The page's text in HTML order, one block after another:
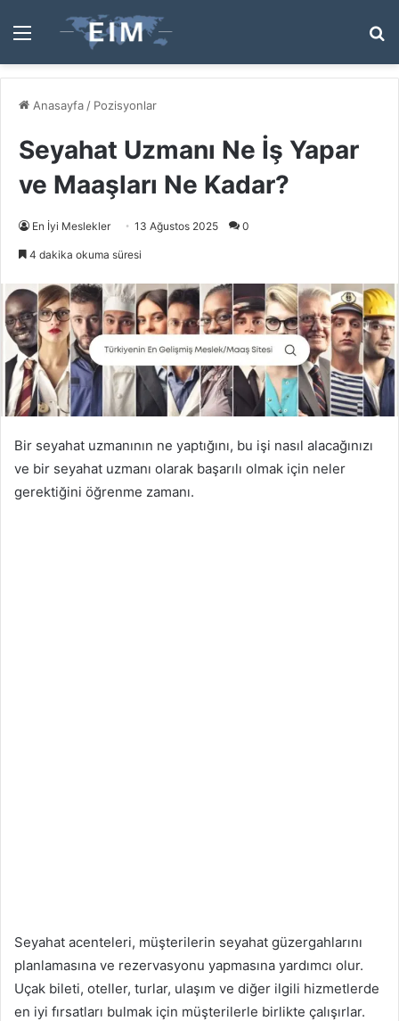
Menü
...
Anasayfa / Pozisyonlar
Seyahat Uzmanı Ne İş Yapar
ve Maaşları Ne Kadar?
En İyi Meslekler 13 Ağustos 2025 0
4 dakika okuma süresi
Bir seyahat uzmanının ne yaptığını, bu işi nasıl alacağınızı
ve bir seyahat uzmanı olarak başarılı olmak için neler
gerektiğini öğrenme zamanı.
Seyahat acenteleri, müşterilerin seyahat güzergahlarını
planlamasına ve rezervasyonu yapmasına yardımcı olur.
Uçak bileti, oteller, turlar, ulaşım ve diğer ilgili hizmetlerde
en iyi fırsatları bulmak için müşterilerle birlikte çalışırlar.